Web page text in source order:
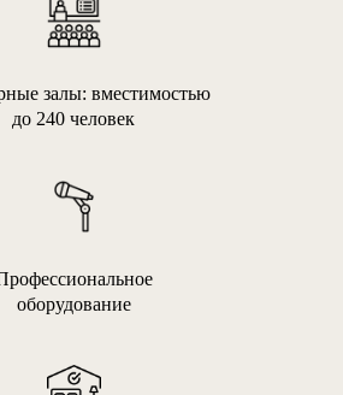
залы: вместимостью
до 240 человек
оборудование